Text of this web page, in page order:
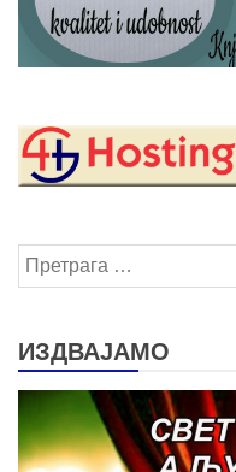
Претрага
за:
ИЗДВАЈАМО